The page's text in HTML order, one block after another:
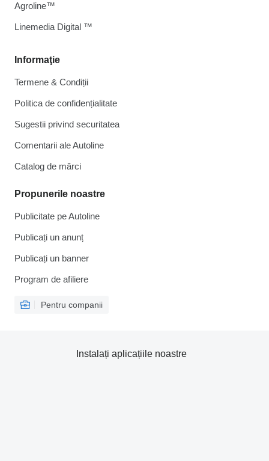
Informaţie
Termene & Condiții
Politica de confidențialitate
Sugestii privind securitatea
Comentarii ale Autoline
Catalog de mărcі
Propunerile noastre
Publicitate pe Autoline
Publicați un anunț
Publicați un banner
Program de afiliere
Pentru companii
Agroline™
Linemedia Digital ™
Instalați aplicațiile noastre